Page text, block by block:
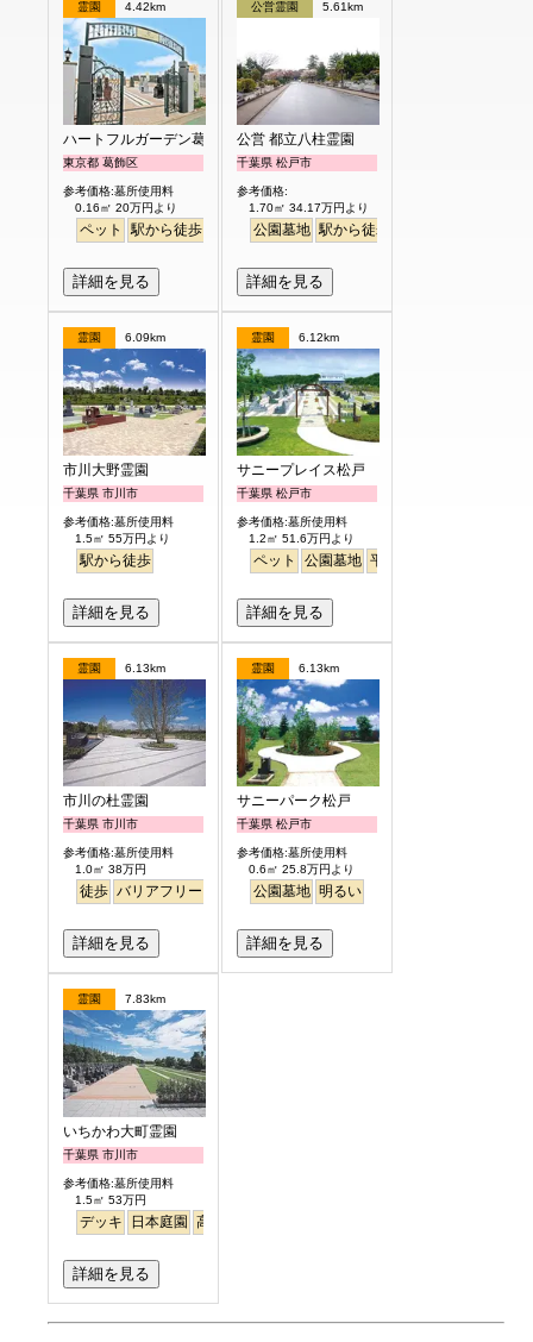
霊園 4.42km
ハートフルガーデン葛飾鎌倉
東京都 葛飾区
参考価格:墓所使用料
0.16㎡ 20万円より
ペット 駅から徒歩 バリアフリー 明るい
詳細を見る
公営霊園 5.61km
公営 都立八柱霊園
千葉県 松戸市
参考価格:
1.70㎡ 34.17万円より
公園墓地 駅から徒歩
詳細を見る
霊園 6.09km
市川大野霊園
千葉県 市川市
参考価格:墓所使用料
1.5㎡ 55万円より
駅から徒歩
詳細を見る
霊園 6.12km
サニープレイス松戸
千葉県 松戸市
参考価格:墓所使用料
1.2㎡ 51.6万円より
ペット 公園墓地 平坦
詳細を見る
霊園 6.13km
市川の杜霊園
千葉県 市川市
参考価格:墓所使用料
1.0㎡ 38万円
徒歩 バリアフリー
詳細を見る
霊園 6.13km
サニーパーク松戸
千葉県 松戸市
参考価格:墓所使用料
0.6㎡ 25.8万円より
公園墓地 明るい
詳細を見る
霊園 7.83km
いちかわ大町霊園
千葉県 市川市
参考価格:墓所使用料
1.5㎡ 53万円
デッキ 日本庭園 高級
詳細を見る